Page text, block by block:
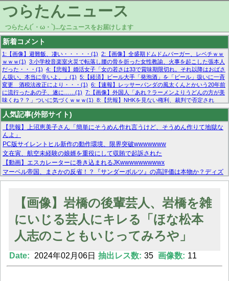
つらたんニュース
つらたん(´・ω・`)...なニュースをお届けします
新着コメント
1:【画像】避難飯、凄い・・・・・(1) 2:【画像】全盛期ドムドムバーガー、レベチｗｗ
ｗｗｗ(1) 3:小学校音楽室火災で転落し腰の骨を折った女性教諭、火事を起こした張本人
だった・・・(1) 4:【悲報】婚活女子「女の若さは33で賞味期限切れ。それ以降はおばさ
ん扱い。本当に辛いよ。」(1) 5:【経済】ビール大手「発泡酒」を「ビール」扱いに一斉
変更 酒税法改正により・・・(1) 6:【速報】レッサーパンダの風太くんとかいう20年前
に流行ったあの子、遂に……(1) 7:【画像】外国人「あれ？ラーメンよりうどんの方が美
味くね？？」ついに気づくｗｗｗ(1) 8:【悲報】NHKを見ない権利、裁判で否定され
る・・・(1) 9:欧州委員長「原発縮小は間違いでした」(1) 10:【悲報】日本企業の人手不
足、限界突破 52%「正社員も足りてません…」(1)
人気記事(外部サイト)
【悲報】上沼恵美子さん「簡単にそうめん作れ言うけど、そうめん作りて地獄な
んよ」
PC版サイレントヒル新作の動作環境、限界突破wwwwwww
文在寅、航空未経験の娘婿を重役にして収賄で起訴された
【動画】エスカレーターに巻き込まれるJKwwwwwwwwwx
マーベル帝国、まさかの反省！？『サンダーボルツ』の高評価は本物か？ディズ
ニーCEOの「量より質」宣言の裏で渦巻くファンの本音とMCUの未来を徹底考
【モー娘。石田亜佑美】ファーストテイク出演も新規獲得ならず？北川莉央が1
【画像あり】FacebookとかTwitterで拾ったエロ画像貼ってくよ
Powered by livedoor 相互RSS
【画像】岩橋の後輩芸人、岩橋を雑
にいじる芸人にキレる「ほな松本
人志のこともいじってみろや」
Date: 2024年02月06日 抽出レス数: 35 画像数: 11